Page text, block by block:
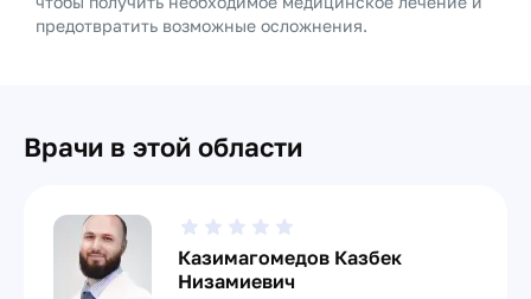
предотвратить возможные осложнения.
Врачи в этой области
Казимагомедов Казбек
Низамиевич